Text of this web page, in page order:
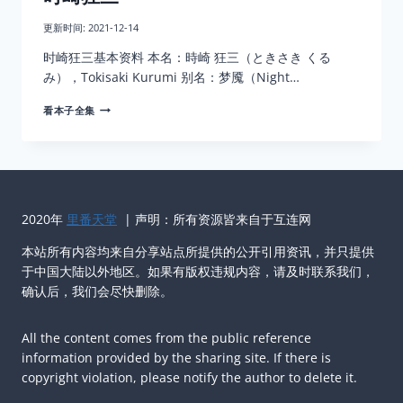
更新时间: 2021-12-14
时崎狂三基本资料 本名：時崎 狂三（ときさき くる
み），Tokisaki Kurumi 别名：梦魇（Night…
看本子全集 时
2020年 里番天堂 | 声明：所有资源皆来自于互连网
本站所有内容均来自分享站点所提供的公开引用资讯，并只提供
于中国大陆以外地区。如果有版权违规内容，请及时联系我们，
确认后，我们会尽快删除。
All the content comes from the public reference
information provided by the sharing site. If there is
copyright violation, please notify the author to delete it.